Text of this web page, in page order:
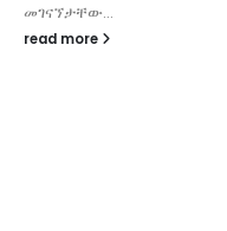
መገናኘታቸው...
read more